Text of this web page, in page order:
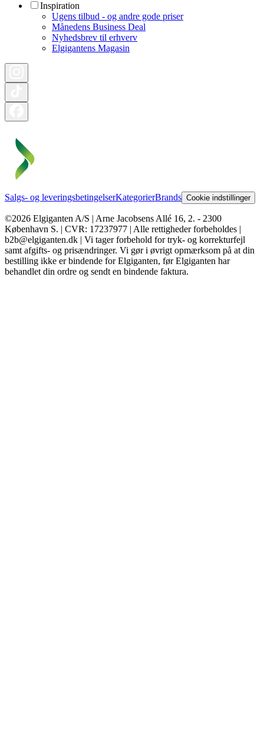
Inspiration
Ugens tilbud - og andre gode priser
Månedens Business Deal
Nyhedsbrev til erhverv
Elgigantens Magasin
Salgs- og leveringsbetingelserKategorierBrands Cookie indstillinger
©2026 Elgiganten A/S | Arne Jacobsens Allé 16, 2. - 2300
København S. | CVR: 17237977 | Alle rettigheder forbeholdes |
b2b@elgiganten.dk | Vi tager forbehold for tryk- og korrekturfejl
samt afgifts- og prisændringer. Vi gør i øvrigt opmærksom på at din
bestilling ikke er bindende for Elgiganten, før Elgiganten har
behandlet din ordre og sendt en bindende faktura.